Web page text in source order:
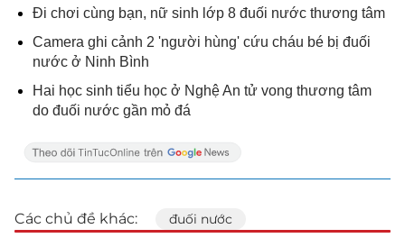
Đi chơi cùng bạn, nữ sinh lớp 8 đuối nước thương tâm
Camera ghi cảnh 2 'người hùng' cứu cháu bé bị đuối
nước ở Ninh Bình
Hai học sinh tiểu học ở Nghệ An tử vong thương tâm
do đuối nước gần mỏ đá
Các chủ đề khác: đuối nước